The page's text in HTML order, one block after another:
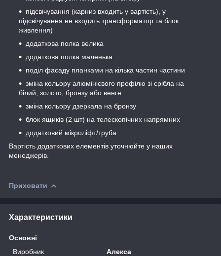
підсвічування (карниз входить у вартість), у
підсвічування не входить трансформатор та блок
живлення)
додаткова полка велика
додаткова полка маленька
поділ фасаду планками на кілька частин частини
зміна кольору алюмінієвого профілю зі срібла на
білий, золото, бронзу або венге
зміна кольору дзеркала на бронзу
блок ящиків (2 шт) на телескопічних напрямних
додатковий мікроліфт/труба
Вартість додаткових елементів уточнюйте у наших
менеджерів.
Приховати
Характеристики
Основні
Виробник
Алекса